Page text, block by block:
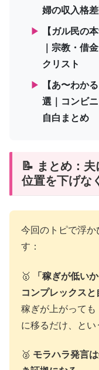
婦の収入格
▶
【ガル民の
｜宗教・借
クリスト
▶
【あ〜わか
選｜コンビ
自白まとめ
📝 まとめ：
位置を下げな
今回のトピで浮か
す：
🥇
「稼ぎが低い
コンプレックスと
稼ぎが上がって
に移るだけ、とい
🥈 モラハラ発言